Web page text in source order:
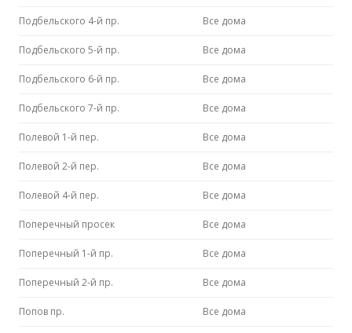
Подбельского 4-й пр. Все дома
Подбельского 5-й пр. Все дома
Подбельского 6-й пр. Все дома
Подбельского 7-й пр. Все дома
Полевой 1-й пер. Все дома
Полевой 2-й пер. Все дома
Полевой 4-й пер. Все дома
Поперечный просек Все дома
Поперечный 1-й пр. Все дома
Поперечный 2-й пр. Все дома
Попов пр. Все дома